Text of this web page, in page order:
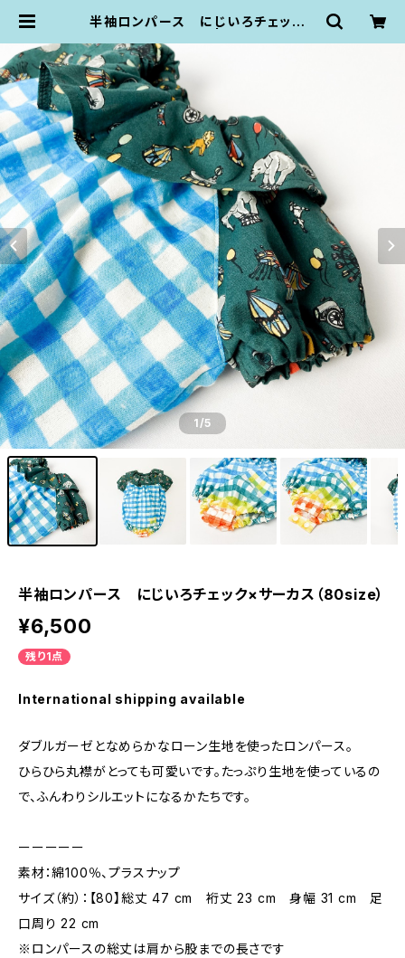
半袖ロンパース にじいろチェック×
1/5
半袖ロンパース にじいろチェック×サーカス（80size）
¥6,500
残り1点
International shipping available
ダブルガーゼとなめらかなローン生地を使ったロンパース。
ひらひら丸襟がとっても可愛いです。たっぷり生地を使っているの
で、ふんわりシルエットになるかたちです。
ーーーーー
素材：綿100％、プラスナップ
サイズ（約）：【80】総丈 47 cm 裄丈 23 cm 身幅 31 cm 足
口周り 22 cm
※ロンパースの総丈は肩から股までの長さです